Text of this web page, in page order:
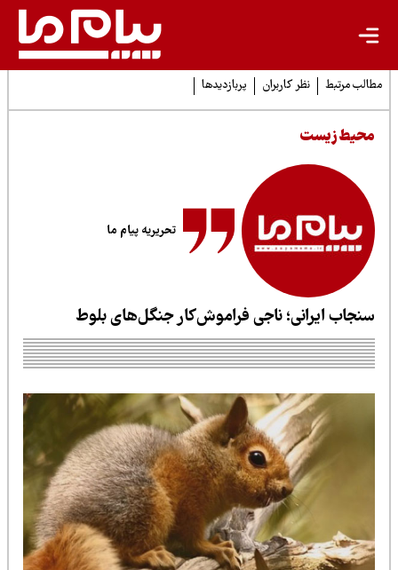
مرتبط نظر کاربران پربازدیدها
زیست
تحریریه پیام ما
ایرانی؛ ناجی فراموش‌کار جنگل‌های بلوط